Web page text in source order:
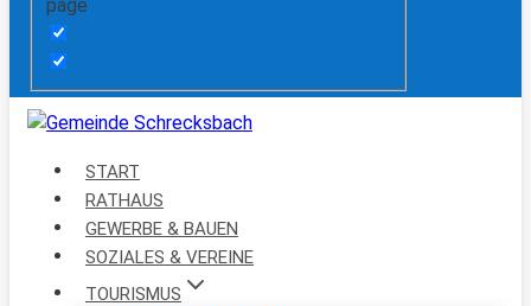
page
START
RATHAUS
GEWERBE & BAUEN
SOZIALES & VEREINE
TOURISMUS